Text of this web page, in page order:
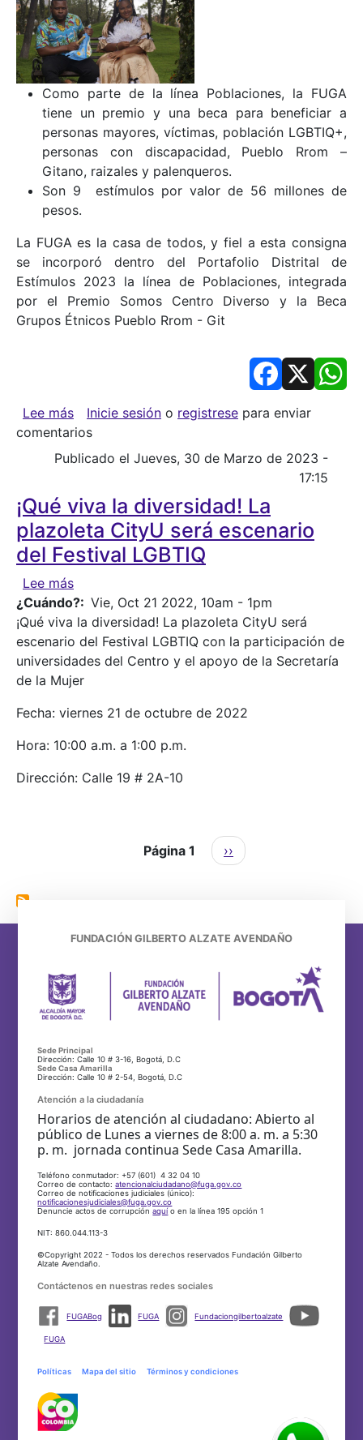
Como parte de la línea Poblaciones, la FUGA
tiene un premio y una beca para beneficiar a
personas mayores, víctimas, población LGBTIQ+,
personas con discapacidad, Pueblo Rrom –
Gitano, raizales y palenqueros.
Son 9 estímulos por valor de 56 millones de
pesos.
La FUGA es la casa de todos, y fiel a esta consigna
se incorporó dentro del Portafolio Distrital de
Estímulos 2023 la línea de Poblaciones, integrada
por el Premio Somos Centro Diverso y la Beca
Grupos Étnicos Pueblo Rrom - Git
Facebook
X
Lee mássobre La FUGA trabaja por la diversidad y a
Inicie sesión o registrese para enviar
comentarios
Publicado el Jueves, 30 de Marzo de 2023 -
17:15
¡Qué viva la diversidad! La
plazoleta CityU será escenario
del Festival LGBTIQ
Lee mássobre ¡Qué viva la diversidad! La plazoleta
¿Cuándo?
Vie, Oct 21 2022, 10am - 1pm
¡Qué viva la diversidad! La plazoleta CityU será
escenario del Festival LGBTIQ con la participación de
universidades del Centro y el apoyo de la Secretaría
de la Mujer
Fecha: viernes 21 de octubre de 2022
Hora: 10:00 a.m. a 1:00 p.m.
Dirección: Calle 19 # 2A-10
Página 1 Siguiente página
››
FUNDACIÓN GILBERTO ALZATE AVENDAÑO
Sede Principal
Dirección: Calle 10 # 3-16, Bogotá, D.C
Sede Casa Amarilla
Dirección: Calle 10 # 2-54, Bogotá, D.C
Atención a la ciudadanía
Horarios de atención al ciudadano: Abierto al
público de Lunes a viernes de 8:00 a. m. a 5:30
p. m. jornada continua Sede Casa Amarilla.
Teléfono conmutador: +57 (601) 4 32 04 10
Correo de contacto:atencionalciudadano@fuga.gov.co
Correo de notificaciones judiciales (único):
notificacionesjudiciales@fuga.gov.co
Denuncie actos de corrupciónaquío en la línea 195 opción 1
NIT: 860.044.113-3
©Copyright 2022 - Todos los derechos reservados Fundación Gilberto
Alzate Avendaño.
Contáctenos en nuestras redes sociales
FUGABog FUGA Fundaciongilbertoalzate
FUGA
Políticas Mapa del sitio Términos y condiciones